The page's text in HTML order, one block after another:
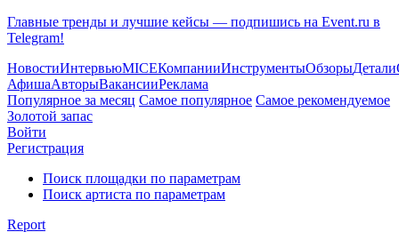
Главные тренды и лучшие кейсы — подпишись на Event.ru в
Telegram!
НовостиИнтервьюMICEКомпанииИнструментыОбзорыДетали
АфишаАвторыВакансииРеклама
Популярное за месяц Самое популярное Самое рекомендуемое
Золотой запас
Войти
Регистрация
Поиск площадки по параметрам
Поиск артиста по параметрам
Report